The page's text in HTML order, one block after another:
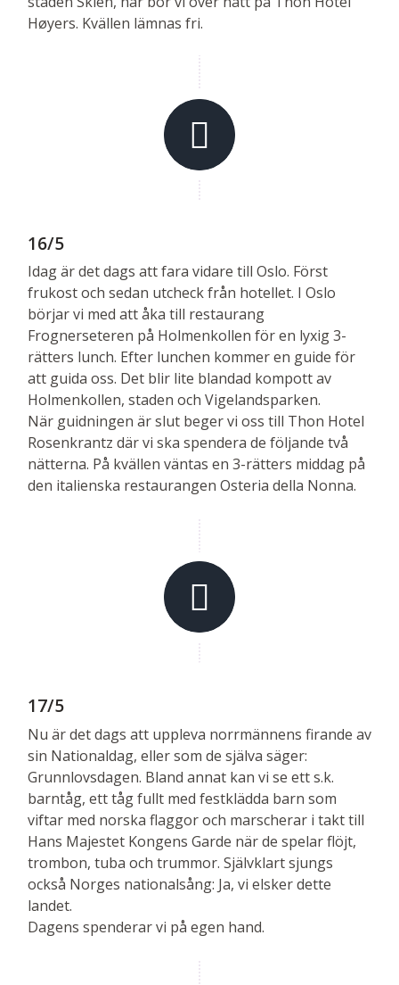
Høyers. Kvällen lämnas fri.
16/5
Idag är det dags att fara vidare till Oslo. Först
frukost och sedan utcheck från hotellet. I Oslo
börjar vi med att åka till restaurang
Frognerseteren på Holmenkollen för en lyxig 3-
rätters lunch. Efter lunchen kommer en guide för
att guida oss. Det blir lite blandad kompott av
Holmenkollen, staden och Vigelandsparken.
När guidningen är slut beger vi oss till Thon Hotel
Rosenkrantz där vi ska spendera de följande två
nätterna. På kvällen väntas en 3-rätters middag på
den italienska restaurangen Osteria della Nonna.
17/5
Nu är det dags att uppleva norrmännens firande av
sin Nationaldag, eller som de själva säger:
Grunnlovsdagen. Bland annat kan vi se ett s.k.
barntåg, ett tåg fullt med festklädda barn som
viftar med norska flaggor och marscherar i takt till
Hans Majestet Kongens Garde när de spelar flöjt,
trombon, tuba och trummor. Självklart sjungs
också Norges nationalsång: Ja, vi elsker dette
landet.
Dagens spenderar vi på egen hand.